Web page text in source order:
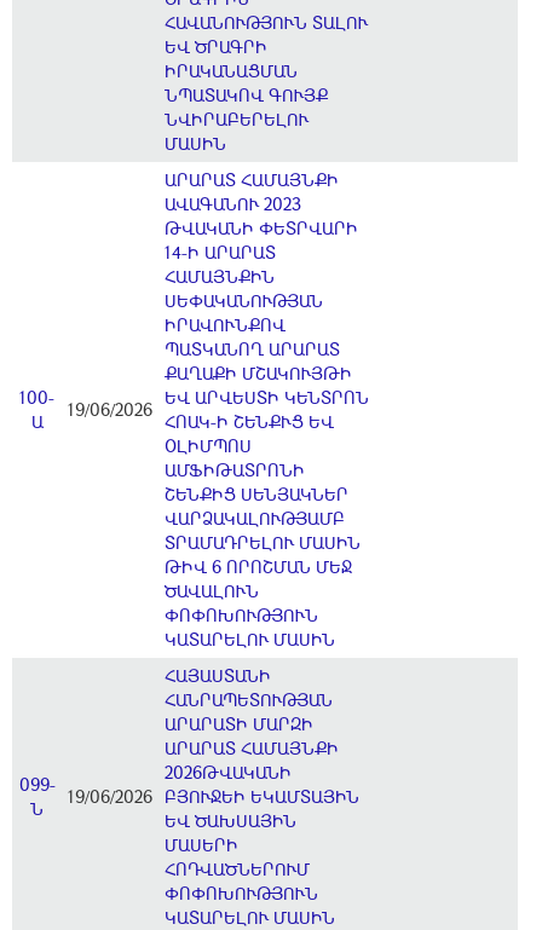
ՀԱՎԱՆՈՒԹՅՈՒՆ ՏԱԼՈՒ
ԵՎ ԾՐԱԳՐԻ
ԻՐԱԿԱՆԱՑՄԱՆ
ՆՊԱՏԱԿՈՎ ԳՈՒՅՔ
ՆՎԻՐԱԲԵՐԵԼՈՒ
ՄԱՍԻՆ
100-
Ա
19/06/2026
ԱՐԱՐԱՏ ՀԱՄԱՅՆՔԻ
ԱՎԱԳԱՆՈՒ 2023
ԹՎԱԿԱՆԻ ՓԵՏՐՎԱՐԻ
14-Ի ԱՐԱՐԱՏ
ՀԱՄԱՅՆՔԻՆ
ՍԵՓԱԿԱՆՈՒԹՅԱՆ
ԻՐԱՎՈՒՆՔՈՎ
ՊԱՏԿԱՆՈՂ ԱՐԱՐԱՏ
ՔԱՂԱՔԻ ՄՇԱԿՈՒՅԹԻ
ԵՎ ԱՐՎԵՍՏԻ ԿԵՆՏՐՈՆ
ՀՈԱԿ-Ի ՇԵՆՔՒՑ ԵՎ
ՕԼԻՄՊՈՍ
ԱՄՖԻԹԱՏՐՈՆԻ
ՇԵՆՔԻՑ ՍԵՆՅԱԿՆԵՐ
ՎԱՐՁԱԿԱԼՈՒԹՅԱՄԲ
ՏՐԱՄԱԴՐԵԼՈՒ ՄԱՍԻՆ
ԹԻՎ 6 ՈՐՈՇՄԱՆ ՄԵՋ
ԾԱՎԱԼՈՒՆ
ՓՈՓՈԽՈՒԹՅՈՒՆ
ԿԱՏԱՐԵԼՈՒ ՄԱՍԻՆ
099-
Ն
19/06/2026
ՀԱՅԱՍՏԱՆԻ
ՀԱՆՐԱՊԵՏՈՒԹՅԱՆ
ԱՐԱՐԱՏԻ ՄԱՐԶԻ
ԱՐԱՐԱՏ ՀԱՄԱՅՆՔԻ
2026ԹՎԱԿԱՆԻ
ԲՅՈՒՋԵԻ ԵԿԱՄՏԱՅԻՆ
ԵՎ ԾԱԽՍԱՅԻՆ
ՄԱՍԵՐԻ
ՀՈԴՎԱԾՆԵՐՈՒՄ
ՓՈՓՈԽՈՒԹՅՈՒՆ
ԿԱՏԱՐԵԼՈՒ ՄԱՍԻՆ